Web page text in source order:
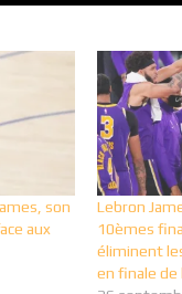
son
aux
Lebron
10èmes
éliminent
en finale de